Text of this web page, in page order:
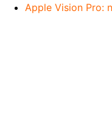
Apple Vision Pro: